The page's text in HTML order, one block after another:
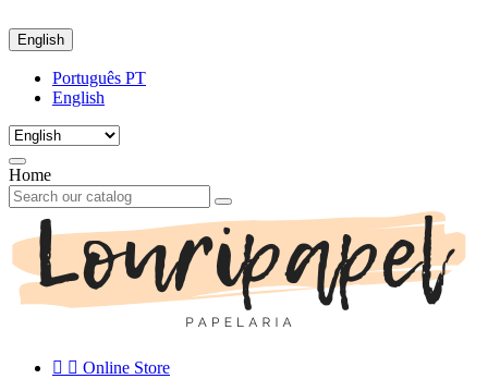
English
Português PT
English
Home
  Online Store